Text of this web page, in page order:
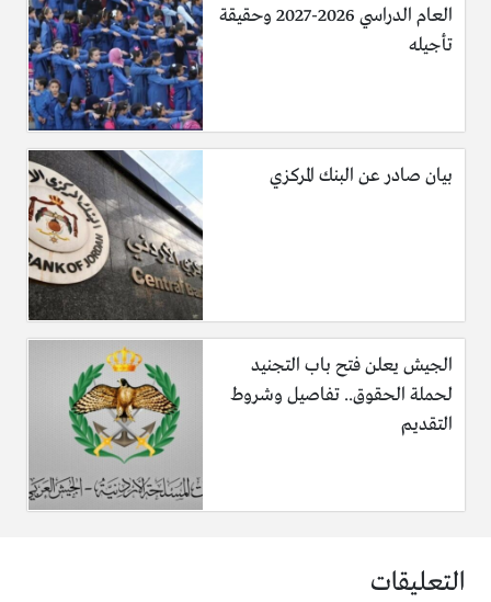
العام الدراسي 2026-2027 وحقيقة
تأجيله
بيان صادر عن البنك المركزي
الجيش يعلن فتح باب التجنيد
لحملة الحقوق.. تفاصيل وشروط
التقديم
التعليقات